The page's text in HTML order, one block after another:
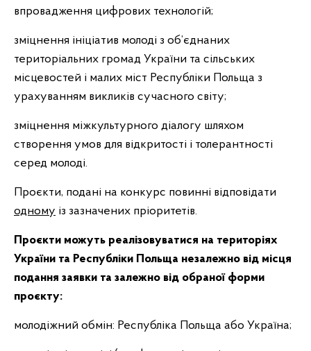
впровадження цифрових технологій;
зміцнення ініціатив молоді з об’єднаних
територіальних громад України та сільських
місцевостей і малих міст Республіки Польща з
урахуванням викликів сучасного світу;
зміцнення міжкультурного діалогу шляхом
створення умов для відкритості і толерантності
серед молоді.
Проєкти, подані на конкурс повинні відповідати
одному із зазначених пріоритетів.
Проєкти можуть реалізовуватися на територіях
України та Республіки Польща незалежно від місця
подання заявки та залежно від обраної форми
проєкту:
молодіжний обмін: Республіка Польща або Україна;